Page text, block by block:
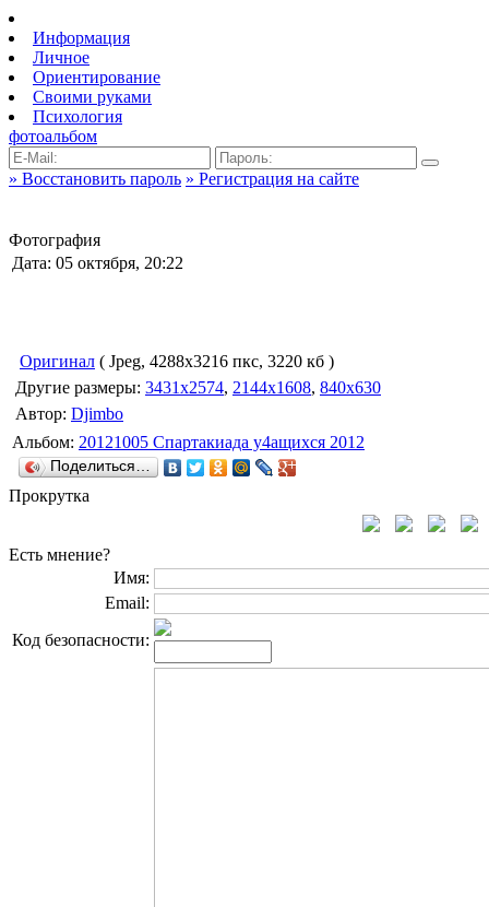
Информация
Личное
Ориентирование
Своими руками
Психология
фотоальбом
» Восстановить пароль » Регистрация на сайте
Фотография
Дата: 05 октября, 20:22
Оригинал ( Jpeg, 4288x3216 пкс, 3220 кб )
Другие размеры: 3431x2574, 2144x1608, 840x630
Автор: Djimbo
Альбом: 20121005 Спартакиада у4ащихся 2012
Поделиться…
Прокрутка
Есть мнение?
Имя:
Email:
Код безопасности: